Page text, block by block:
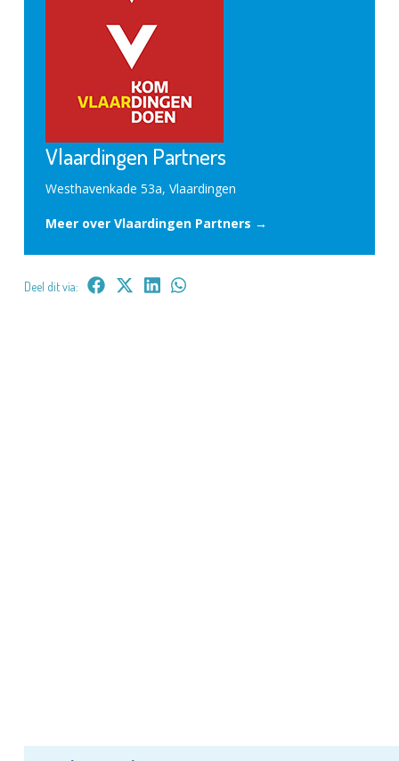
Vlaardingen Partners
Westhavenkade 53a, Vlaardingen
Meer over Vlaardingen Partners →
Deel dit via: